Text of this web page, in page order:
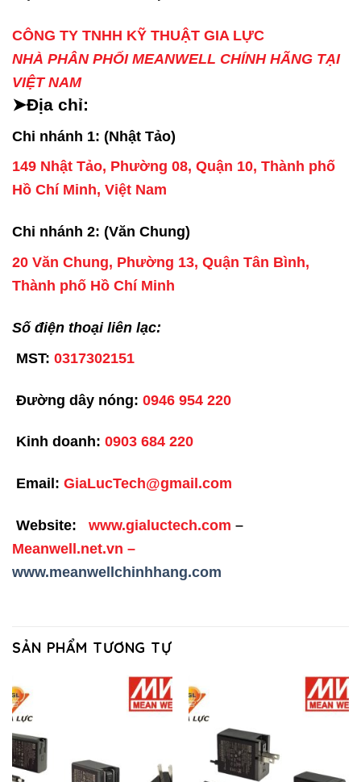
CÔNG TY TNHH KỸ THUẬT GIA LỰC
NHÀ PHÂN PHỐI MEANWELL CHÍNH HÃNG TẠI
VIỆT NAM
➤Địa chỉ:
Chi nhánh 1: (Nhật Tảo)
149 Nhật Tảo, Phường 08, Quận 10, Thành phố
Hồ Chí Minh, Việt Nam
Chi nhánh 2: (Văn Chung)
20 Văn Chung, Phường 13, Quận Tân Bình,
Thành phố Hồ Chí Minh
Số điện thoại liên lạc:
MST: 0317302151
Đường dây nóng: 0946 954 220
Kinh doanh: 0903 684 220
Email: GiaLucTech@gmail.com
Website: www.gialuctech.com –
Meanwell.net.vn –
www.meanwellchinhhang.com
SẢN PHẨM TƯƠNG TỰ